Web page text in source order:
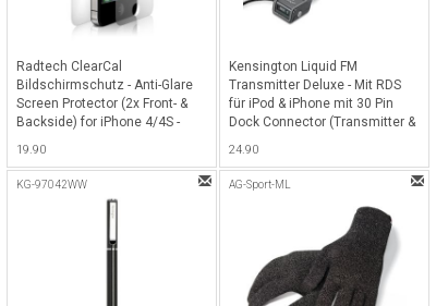
Radtech ClearCal
Bildschirmschutz - Anti-Glare
Screen Protector (2x Front- &
Backside) for iPhone 4/4S -
19.90
Kensington Liquid FM
Transmitter Deluxe - Mit RDS
für iPod & iPhone mit 30 Pin
Dock Connector (Transmitter &
24.90
KG-97042WW AG-Sport-ML